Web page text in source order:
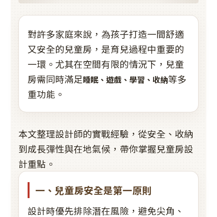
對許多家庭來說，為孩子打造一間舒適
又安全的兒童房，是育兒過程中重要的
一環。尤其在空間有限的情況下，兒童
房需同時滿足睡眠、遊戲、學習、收納等多
重功能。
本文整理設計師的實戰經驗，從安全、收納
到成長彈性與在地氣候，帶你掌握兒童房設
計重點。
一、兒童房安全是第一原則
設計時優先排除潛在風險，避免尖角、